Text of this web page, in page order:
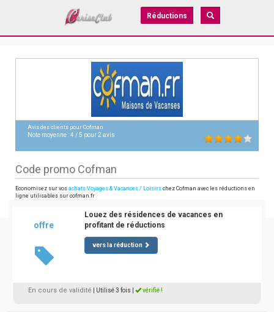
Réductions
Avis des clients pour Cofman
Note moyenne :4 /5 pour2 avis
Code promo Cofman
Economisez sur vos achats Voyages & Vacances / Loisirs chez Cofman avec les réductions en
ligne utilisables sur cofman.fr
offre
Louez des résidences de vacances en
profitant de réductions
vers la réduction
En cours de validité | Utilisé 3 fois vérifié !